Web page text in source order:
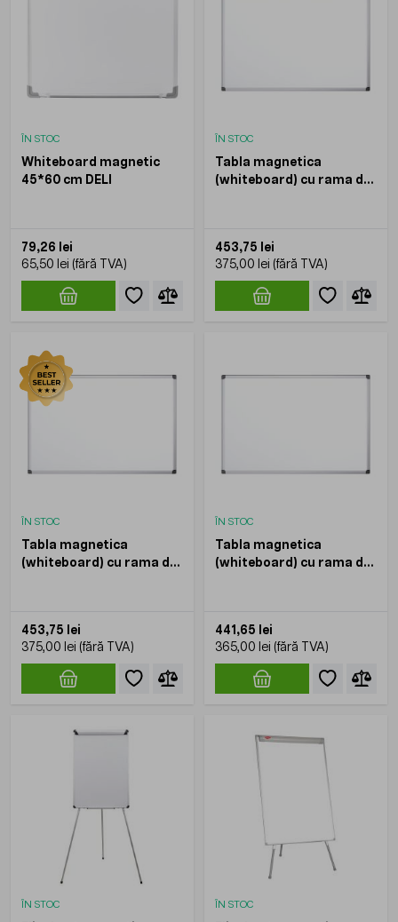
ÎN STOC
Whiteboard magnetic
45*60 cm DELI
79,26 lei
65,50 lei
ÎN STOC
Tabla magnetica
(whiteboard) cu rama de
453,75 lei
375,00 lei
ÎN STOC
Tabla magnetica
(whiteboard) cu rama de
453,75 lei
375,00 lei
ÎN STOC
Tabla magnetica
(whiteboard) cu rama de
441,65 lei
365,00 lei
ÎN STOC ÎN STOC